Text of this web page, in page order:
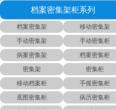
档案密集架柜系列
档案密集架
移动密集架
手动密集架
手动密集柜
病案密集架
档案密集柜
密集架
密集柜
移动档案柜
手摇密集柜
底图密集柜
病历密集柜